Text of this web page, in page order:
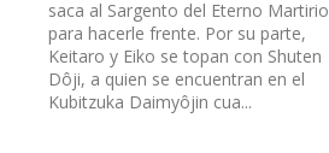
saca al Sargento del Eterno Martirio
para hacerle frente. Por su parte,
Keitaro y Eiko se topan con Shuten
Dôji, a quien se encuentran en el
Kubitzuka Daimyôjin cua...